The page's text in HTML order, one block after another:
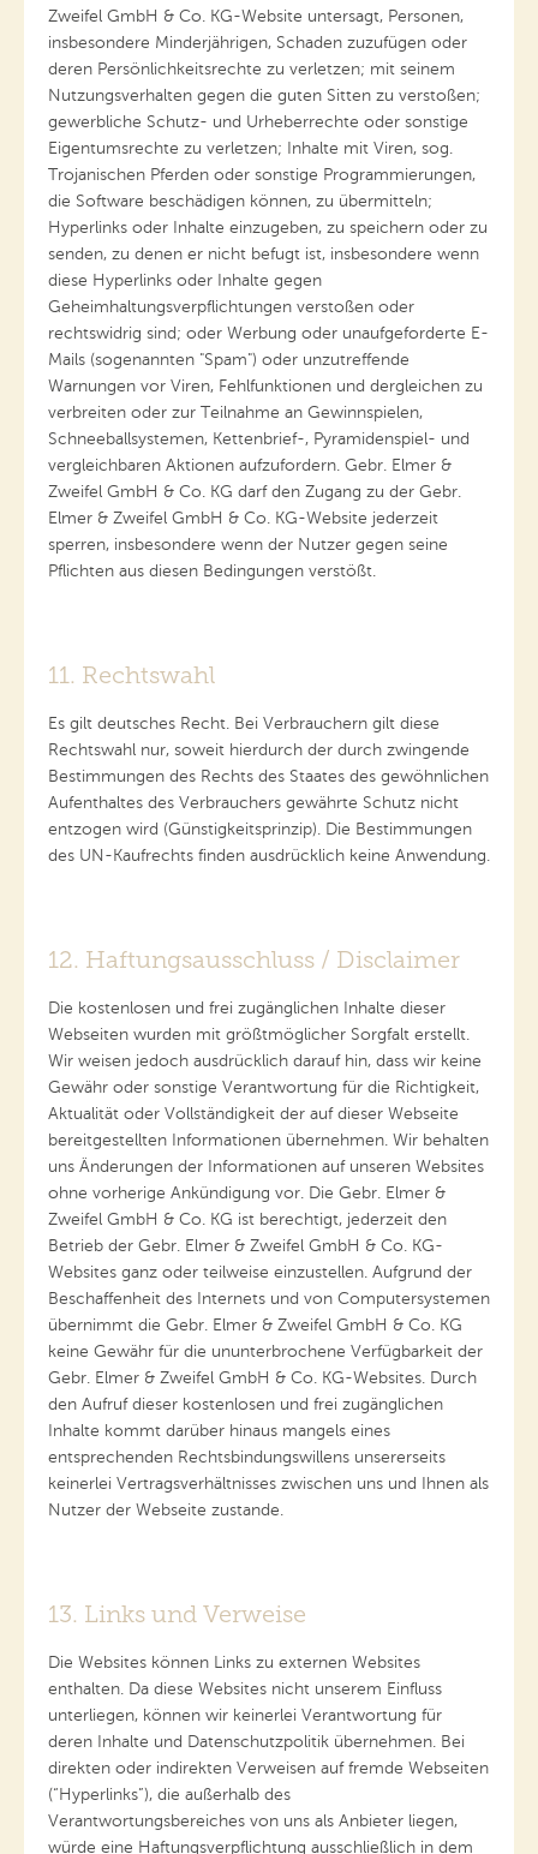
Zweifel GmbH & Co. KG-Website untersagt, Personen,
insbesondere Minderjährigen, Schaden zuzufügen oder
deren Persönlichkeitsrechte zu verletzen; mit seinem
Nutzungsverhalten gegen die guten Sitten zu verstoßen;
gewerbliche Schutz- und Urheberrechte oder sonstige
Eigentumsrechte zu verletzen; Inhalte mit Viren, sog.
Trojanischen Pferden oder sonstige Programmierungen,
die Software beschädigen können, zu übermitteln;
Hyperlinks oder Inhalte einzugeben, zu speichern oder zu
senden, zu denen er nicht befugt ist, insbesondere wenn
diese Hyperlinks oder Inhalte gegen
Geheimhaltungsverpflichtungen verstoßen oder
rechtswidrig sind; oder Werbung oder unaufgeforderte E-
Mails (sogenannten "Spam") oder unzutreffende
Warnungen vor Viren, Fehlfunktionen und dergleichen zu
verbreiten oder zur Teilnahme an Gewinnspielen,
Schneeballsystemen, Kettenbrief-, Pyramidenspiel- und
vergleichbaren Aktionen aufzufordern. Gebr. Elmer &
Zweifel GmbH & Co. KG darf den Zugang zu der Gebr.
Elmer & Zweifel GmbH & Co. KG-Website jederzeit
sperren, insbesondere wenn der Nutzer gegen seine
Pflichten aus diesen Bedingungen verstößt.
11. Rechtswahl
Es gilt deutsches Recht. Bei Verbrauchern gilt diese
Rechtswahl nur, soweit hierdurch der durch zwingende
Bestimmungen des Rechts des Staates des gewöhnlichen
Aufenthaltes des Verbrauchers gewährte Schutz nicht
entzogen wird (Günstigkeitsprinzip). Die Bestimmungen
des UN-Kaufrechts finden ausdrücklich keine Anwendung.
12. Haftungsausschluss / Disclaimer
Die kostenlosen und frei zugänglichen Inhalte dieser
Webseiten wurden mit größtmöglicher Sorgfalt erstellt.
Wir weisen jedoch ausdrücklich darauf hin, dass wir keine
Gewähr oder sonstige Verantwortung für die Richtigkeit,
Aktualität oder Vollständigkeit der auf dieser Webseite
bereitgestellten Informationen übernehmen. Wir behalten
uns Änderungen der Informationen auf unseren Websites
ohne vorherige Ankündigung vor. Die Gebr. Elmer &
Zweifel GmbH & Co. KG ist berechtigt, jederzeit den
Betrieb der Gebr. Elmer & Zweifel GmbH & Co. KG-
Websites ganz oder teilweise einzustellen. Aufgrund der
Beschaffenheit des Internets und von Computersystemen
übernimmt die Gebr. Elmer & Zweifel GmbH & Co. KG
keine Gewähr für die ununterbrochene Verfügbarkeit der
Gebr. Elmer & Zweifel GmbH & Co. KG-Websites. Durch
den Aufruf dieser kostenlosen und frei zugänglichen
Inhalte kommt darüber hinaus mangels eines
entsprechenden Rechtsbindungswillens unsererseits
keinerlei Vertragsverhältnisses zwischen uns und Ihnen als
Nutzer der Webseite zustande.
13. Links und Verweise
Die Websites können Links zu externen Websites
enthalten. Da diese Websites nicht unserem Einfluss
unterliegen, können wir keinerlei Verantwortung für
deren Inhalte und Datenschutzpolitik übernehmen. Bei
direkten oder indirekten Verweisen auf fremde Webseiten
(“Hyperlinks”), die außerhalb des
Verantwortungsbereiches von uns als Anbieter liegen,
würde eine Haftungsverpflichtung ausschließlich in dem